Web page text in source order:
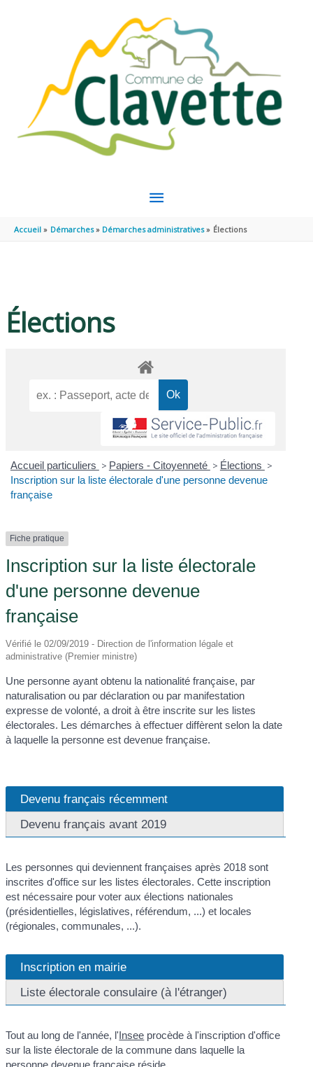
MENU
PRINCIPAL
Accueil Démarches Démarches administratives Élections
Élections
Accueil particuliers > Papiers - Citoyenneté > Élections >
Inscription sur la liste électorale d'une personne devenue
française
Fiche pratique
Inscription sur la liste électorale
d'une personne devenue
française
Vérifié le 02/09/2019 - Direction de l'information légale et
administrative (Premier ministre)
Une personne ayant obtenu la nationalité française, par
naturalisation ou par déclaration ou par manifestation
expresse de volonté, a droit à être inscrite sur les listes
électorales. Les démarches à effectuer diffèrent selon la date
à laquelle la personne est devenue française.
Devenu français récemment
Devenu français avant 2019
Les personnes qui deviennent françaises après 2018 sont
inscrites d'office sur les listes électorales. Cette inscription
est nécessaire pour voter aux élections nationales
(présidentielles, législatives, référendum, ...) et locales
(régionales, communales, ...).
Inscription en mairie
Liste électorale consulaire (à l'étranger)
Tout au long de l'année, l'Insee procède à l'inscription d'office
sur la liste électorale de la commune dans laquelle la